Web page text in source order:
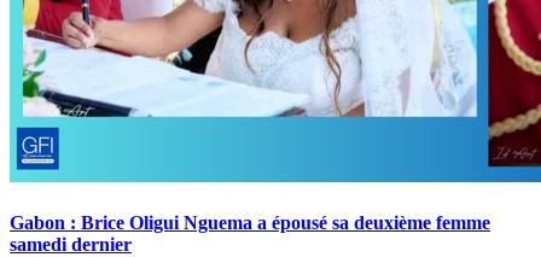
Gabon : Brice Oligui Nguema a épousé sa deuxième femme
samedi dernier